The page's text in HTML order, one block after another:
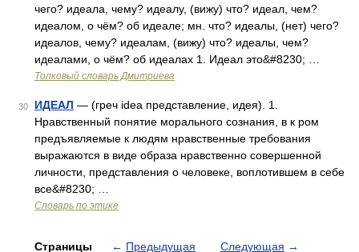
чего? идеала, чему? идеалу, (вижу) что? идеал, чем?
идеалом, о чём? об идеале; мн. что? идеалы, (нет) чего?
идеалов, чему? идеалам, (вижу) что? идеалы, чем?
идеалами, о чём? об идеалах 1. Идеал это&#8230; …
Толковый словарь Дмитриева
30 ИДЕАЛ — (греч idea представление, идея). 1.
Нравственный понятие морального сознания, в к ром
предъявляемые к людям нравственные требования
выражаются в виде образа нравственно совершенной
личности, представления о человеке, воплотившем в себе
все&#8230; …
Словарь по этике
Страницы ← Предыдущая Следующая →